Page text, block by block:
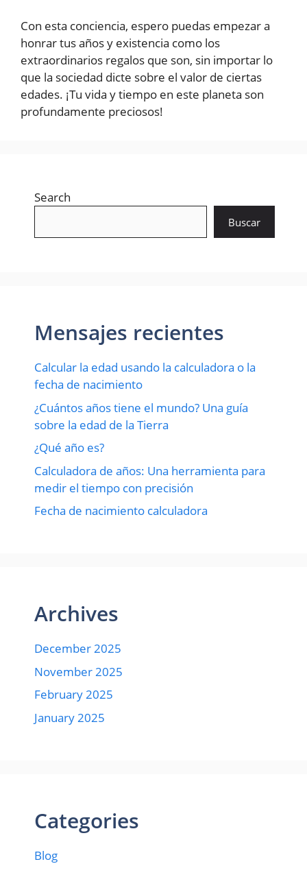
Con esta conciencia, espero puedas empezar a
honrar tus años y existencia como los
extraordinarios regalos que son, sin importar lo
que la sociedad dicte sobre el valor de ciertas
edades. ¡Tu vida y tiempo en este planeta son
profundamente preciosos!
Search
Buscar
Mensajes recientes
Calcular la edad usando la calculadora o la
fecha de nacimiento
¿Cuántos años tiene el mundo? Una guía
sobre la edad de la Tierra
¿Qué año es?
Calculadora de años: Una herramienta para
medir el tiempo con precisión
Fecha de nacimiento calculadora
Archives
December 2025
November 2025
February 2025
January 2025
Categories
Blog